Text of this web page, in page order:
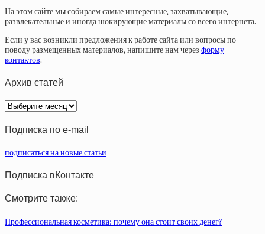
На этом сайте мы собираем самые интересные, захватывающие,
развлекательные и иногда шокирующие материалы со всего интернета.
Если у вас возникли предложения к работе сайта или вопросы по
поводу размещенных материалов, напишите нам через форму
контактов.
Архив статей
Архив
статей
Подписка по e-mail
подписаться на новые статьи
Подписка вКонтакте
Смотрите также:
Профессиональная косметика: почему она стоит своих денег?